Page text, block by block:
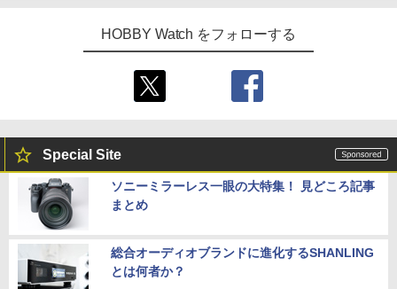
HOBBY Watch をフォローする
Special Site
ソニーミラーレス一眼の大特集！ 見どころ記事
まとめ
総合オーディオブランドに進化するSHANLING
とは何者か？